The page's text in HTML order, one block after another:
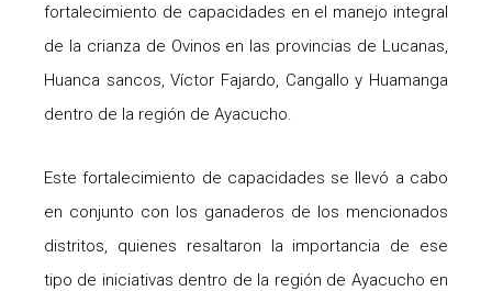
fortalecimiento de capacidades en el manejo integral
de la crianza de Ovinos en las provincias de Lucanas,
Huanca sancos, Víctor Fajardo, Cangallo y Huamanga
dentro de la región de Ayacucho.
Este fortalecimiento de capacidades se llevó a cabo
en conjunto con los ganaderos de los mencionados
distritos, quienes resaltaron la importancia de ese
tipo de iniciativas dentro de la región de Ayacucho en